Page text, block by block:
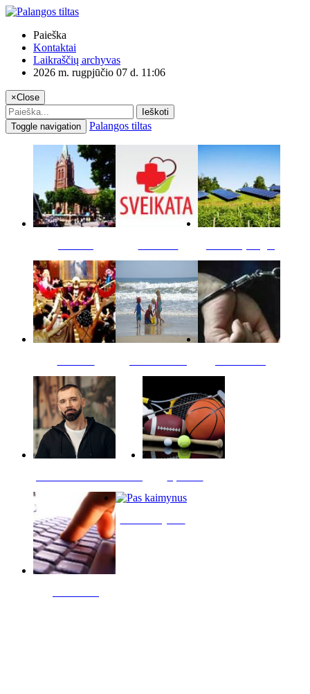
Paieška
Kontaktai
Laikraščių archyvas
2026 m. rugpjūčio 07 d. 11:06
×Close
Ieškoti
Toggle navigation
Palangos tiltas